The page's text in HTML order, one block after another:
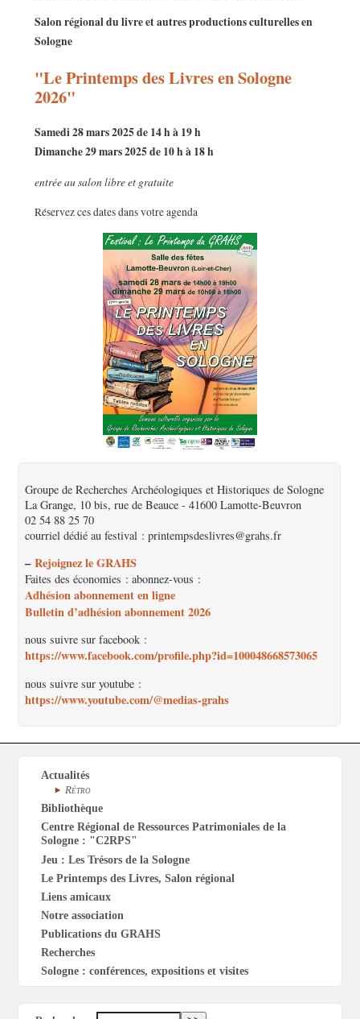
Salon régional du livre et autres productions culturelles en
Sologne
"Le Printemps des Livres en Sologne
2026"
Samedi 28 mars 2025 de 14 h à 19 h
Dimanche 29 mars 2025 de 10 h à 18 h
entrée au salon libre et gratuite
Réservez ces dates dans votre agenda
Groupe de Recherches Archéologiques et Historiques de Sologne
La Grange, 10 bis, rue de Beauce - 41600 Lamotte-Beuvron
02 54 88 25 70
courriel dédié au festival : printempsdeslivres@grahs.fr
– Rejoignez le GRAHS
Faites des économies : abonnez-vous :
Adhésion abonnement en ligne
Bulletin d’adhésion abonnement 2026
nous suivre sur facebook :
https://www.facebook.com/profile.php?id=100048668573065
nous suivre sur youtube :
https://www.youtube.com/@medias-grahs
Actualités
Rétro
Bibliothèque
Centre Régional de Ressources Patrimoniales de la
Sologne : "C2RPS"
Jeu : Les Trésors de la Sologne
Le Printemps des Livres, Salon régional
Liens amicaux
Notre association
Publications du GRAHS
Recherches
Sologne : conférences, expositions et visites